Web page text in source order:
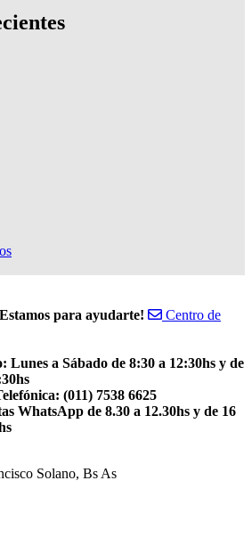
para ayudarte!
Centro de
Lunes a Sábado de 8:30 a 12:30hs y de
(011) 7538 6625
WhatsApp de 8.30 a 12.30hs y de 16
Solano, Bs As